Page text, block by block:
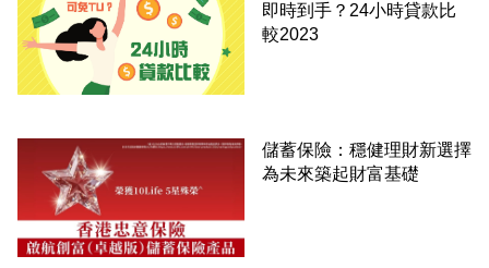
即時到手？24小時貸款比
較2023
儲蓄保險：穩健理財新選擇
為未來築起財富基礎